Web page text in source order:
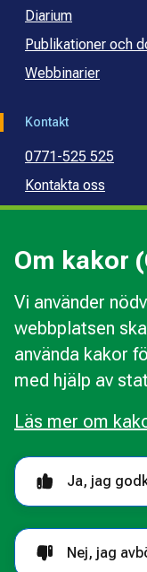
Om kakor
Vi använder
webbplatsen
använda kakor
med hjälp av
Ja, jag
Nej, jag
Läs mer om
Diarium
Publikationer och
Webbinarier
Kontakt
0771-525 525
Kontakta oss
Press
Kommunal budget-
Om webbplatsen
Behandling av